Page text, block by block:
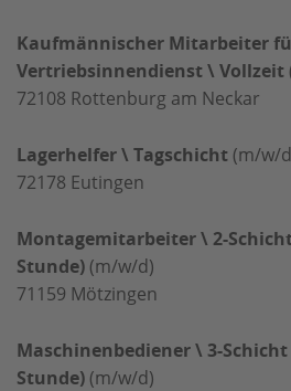
Kaufmännischer Mitarbeiter
Vertriebsinnendienst \ Vollzeit
72108 Rottenburg am Neckar
Lagerhelfer \ Tagschicht (m/w/
72178 Eutingen
Montagemitarbeiter \ 2-
Stunde) (m/w/d)
71159 Mötzingen
Maschinenbediener \ 3-Schicht
Stunde) (m/w/d)